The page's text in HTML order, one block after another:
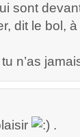
sont
dit le bol,
n’as
.